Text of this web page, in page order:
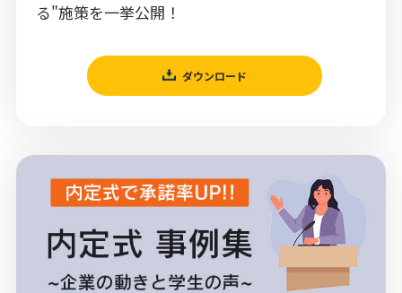
る"施策を一挙公開！
ダウンロード